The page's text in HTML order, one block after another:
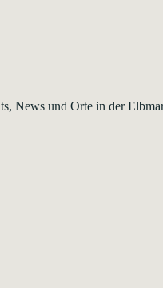
News und Orte in der